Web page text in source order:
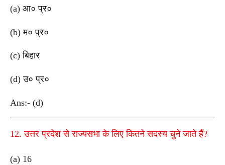
(a) आ० प्र०
(b) म० प्र०
(c) बिहार
(d) उ० प्र०
Ans:- (d)
12. उत्तर प्रदेश से राज्यसभा के लिए कितने सदस्य चुने जाते हैं?
(a) 16